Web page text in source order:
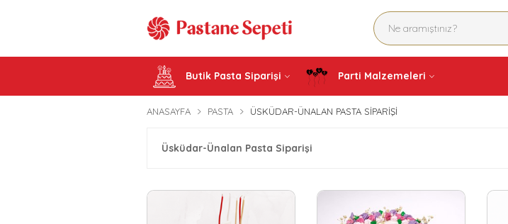
Butik Pasta Siparişi Parti Malzemeleri
ANASAYFA PASTA ÜSKÜDAR-ÜNALAN PASTA SIPARIŞI
Üsküdar-Ünalan Pasta Siparişi